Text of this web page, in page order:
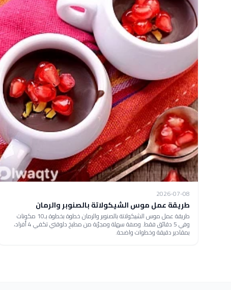
2026-07-08
طريقة عمل موس الشيكولاتة بالصنوبر والرمان
طريقة عمل موس الشيكولاتة بالصنوبر والرمان خطوة بخطوة بـ10 مكونات
وفي 5 دقائق فقط. وصفة سهلة ومجرّبة من مطبخ دلوقتي تكفي 4 أفراد،
بمقادير دقيقة وخطوات واضحة.